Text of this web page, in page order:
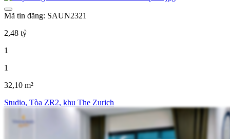
Mã tin đăng: SAUN2321
2,48 tỷ
1
1
32,10 m²
Studio, Tòa ZR2, khu The Zurich